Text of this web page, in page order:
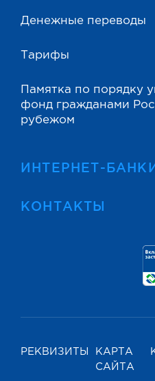
Денежные переводы
Тарифы
Памятка по порядку
фонд гражданами
рубежом
ИНТЕРНЕТ-
КОНТАКТЫ
РЕКВИЗИТЫ
КАРТА
САЙТА